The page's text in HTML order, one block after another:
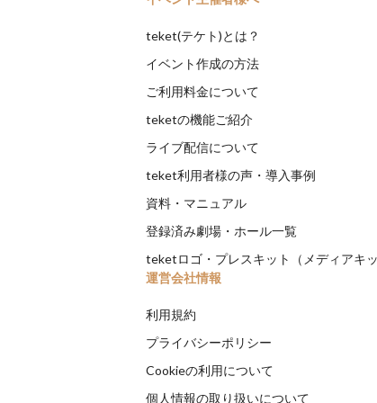
teket(テケト)とは？
イベント作成の方法
ご利用料金について
teketの機能ご紹介
ライブ配信について
teket利用者様の声・導入事例
資料・マニュアル
登録済み劇場・ホール一覧
teketロゴ・プレスキット（メディアキッ
運営会社情報
利用規約
プライバシーポリシー
Cookieの利用について
個人情報の取り扱いについて